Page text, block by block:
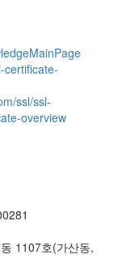
certificate-
ssl/ssl-
overview
1107호(가산동,